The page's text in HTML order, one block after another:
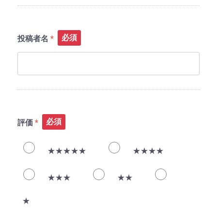
投稿者名 必須
評価 必須
★★★★★ ★★★★
★★★ ★★
★